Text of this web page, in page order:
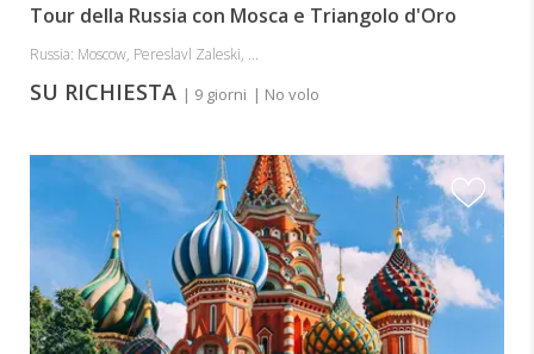
Tour della Russia con Mosca e Triangolo d'Oro
Russia: Moscow, Pereslavl Zaleski, ...
SU RICHIESTA | 9 giorni | No volo